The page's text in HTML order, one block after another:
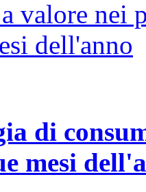
di
mesi